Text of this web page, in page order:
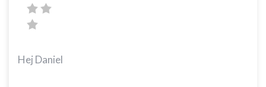
Hej Daniel